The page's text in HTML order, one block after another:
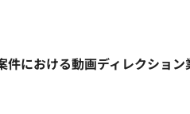
における動画ディレクション